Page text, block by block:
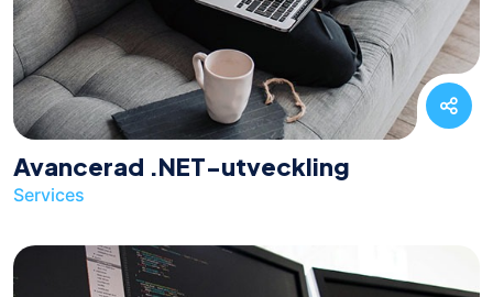
Avancerad .NET-utveckling
Services